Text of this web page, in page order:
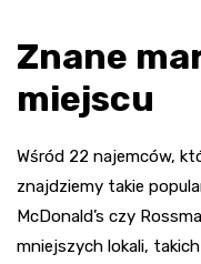
Znane
miejscu
Wśród 22 najemców,
znajdziemy takie
McDonald’s czy
mniejszych lokali,